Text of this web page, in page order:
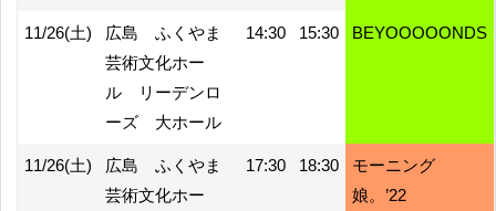
11/26(土)
広島 ふくやま
芸術文化ホー
ル リーデンロ
ーズ 大ホール
14:30 15:30 BEYOOOOONDS
11/26(土)
広島 ふくやま
芸術文化ホー
17:30 18:30
モーニング
娘。’22